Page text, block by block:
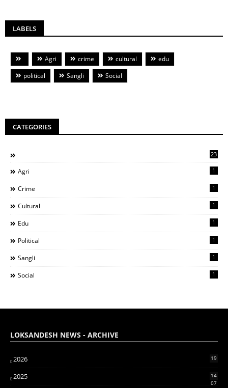
LABELS
Agri crime cultural
edu
political
Sangli Social
CATEGORIES
23
Agri 1
Crime 1
Cultural 1
Edu 1
Political 1
Sangli 1
Social 1
LOKSANDESH NEWS - ARCHIVE
2026 19
2025
14
07